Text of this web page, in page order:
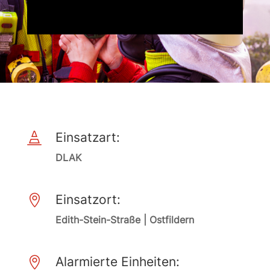
 Einsatzart:
DLAK
 Einsatzort:
Edith-Stein-Straße | Ostfildern
 Alarmierte Einheiten: